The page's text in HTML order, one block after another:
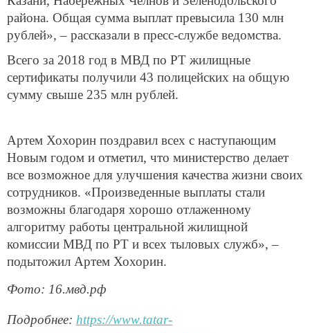
района. Общая сумма выплат превысила 130 млн
рублей», – рассказали в пресс-службе ведомства.
Всего за 2018 год в МВД по РТ жилищные
сертификаты получили 43 полицейских на общую
сумму свыше 235 млн рублей.
Артем Хохорин поздравил всех с наступающим
Новым годом и отметил, что министерство делает
все возможное для улучшения качества жизни своих
сотрудников. «Произведенные выплаты стали
возможны благодаря хорошо отлаженному
алгоритму работы центральной жилищной
комиссии МВД по РТ и всех тыловых служб», –
подытожил Артем Хохорин.
Фото: 16.мвд.рф
Подробнее: https://www.tatar-